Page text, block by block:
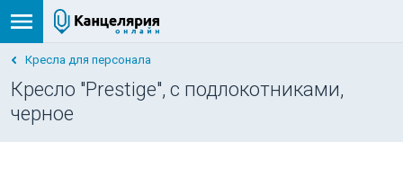
Кресла для персонала
Кресло "Prestige", с подлокотниками,
черное